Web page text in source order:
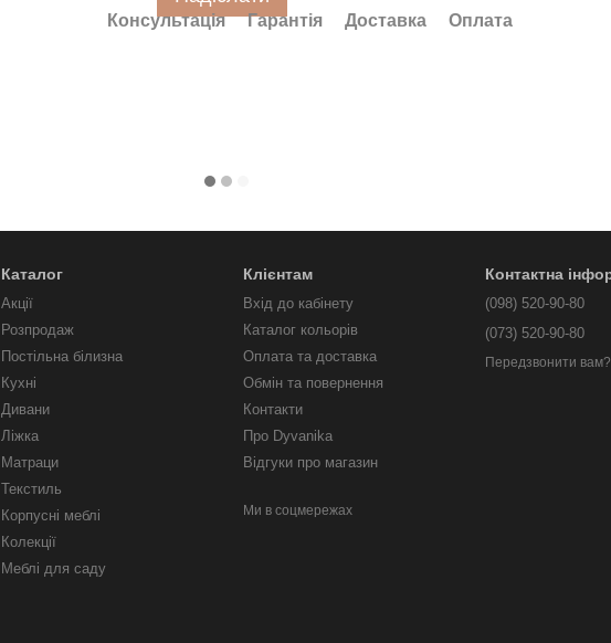
Консультація Гарантія Доставка Оплата
Каталог
Акції
Розпродаж
Постільна білизна
Кухні
Дивани
Ліжка
Матраци
Текстиль
Корпусні меблі
Колекції
Меблі для саду
Клієнтам
Вхід до кабінету
Каталог кольорів
Оплата та доставка
Обмін та повернення
Контакти
Про Dyvanika
Відгуки про магазин
Ми в соцмережах
Контактна
(098) 520-90-80
(073) 520-90-80
Передзвонити вам?